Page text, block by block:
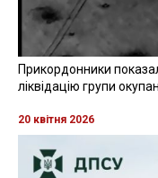
Прикордонники
ліквідацію групи
20 квітня 2026